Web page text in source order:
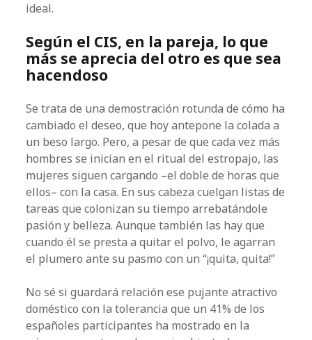
ideal.
Según el CIS, en la pareja, lo que
más se aprecia del otro es que sea
hacendoso
Se trata de una demostración rotunda de cómo ha
cambiado el deseo, que hoy antepone la colada a
un beso largo. Pero, a pesar de que cada vez más
hombres se inician en el ritual del estropajo, las
mujeres siguen cargando –el doble de horas que
ellos– con la casa. En sus cabeza cuelgan listas de
tareas que colonizan su tiempo arrebatándole
pasión y belleza. Aunque también las hay que
cuando él se presta a quitar el polvo, le agarran
el plumero ante su pasmo con un “¡quita, quita!”
No sé si guardará relación ese pujante atractivo
doméstico con la tolerancia que un 41% de los
españoles participantes ha mostrado en la